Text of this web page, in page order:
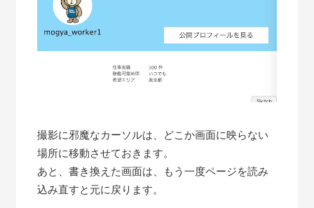
撮影に邪魔なカーソルは、どこか画面に映らない
場所に移動させておきます。
あと、書き換えた画面は、もう一度ページを読み
込み直すと元に戻ります。